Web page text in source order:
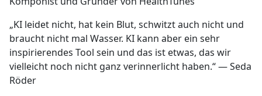
„KI leidet nicht, hat kein Blut, schwitzt auch nicht und
braucht nicht mal Wasser. KI kann aber ein sehr
inspirierendes Tool sein und das ist etwas, das wir
vielleicht noch nicht ganz verinnerlicht haben.“ — Seda
Röder